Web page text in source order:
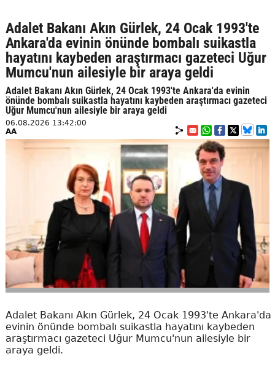
Adalet Bakanı Akın Gürlek, 24 Ocak 1993'te
Ankara'da evinin önünde bombalı suikastla
hayatını kaybeden araştırmacı gazeteci Uğur
Mumcu'nun ailesiyle bir araya geldi
Adalet Bakanı Akın Gürlek, 24 Ocak 1993'te Ankara'da evinin
önünde bombalı suikastla hayatını kaybeden araştırmacı gazeteci
Uğur Mumcu'nun ailesiyle bir araya geldi
06.08.2026 13:42:00
AA
Adalet Bakanı Akın Gürlek, 24 Ocak 1993'te Ankara'da
evinin önünde bombalı suikastla hayatını kaybeden
araştırmacı gazeteci Uğur Mumcu'nun ailesiyle bir
araya geldi.